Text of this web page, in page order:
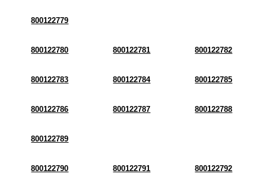
800122779
800122780 800122781 800122782
800122783 800122784 800122785
800122786 800122787 800122788
800122789
800122790 800122791 800122792